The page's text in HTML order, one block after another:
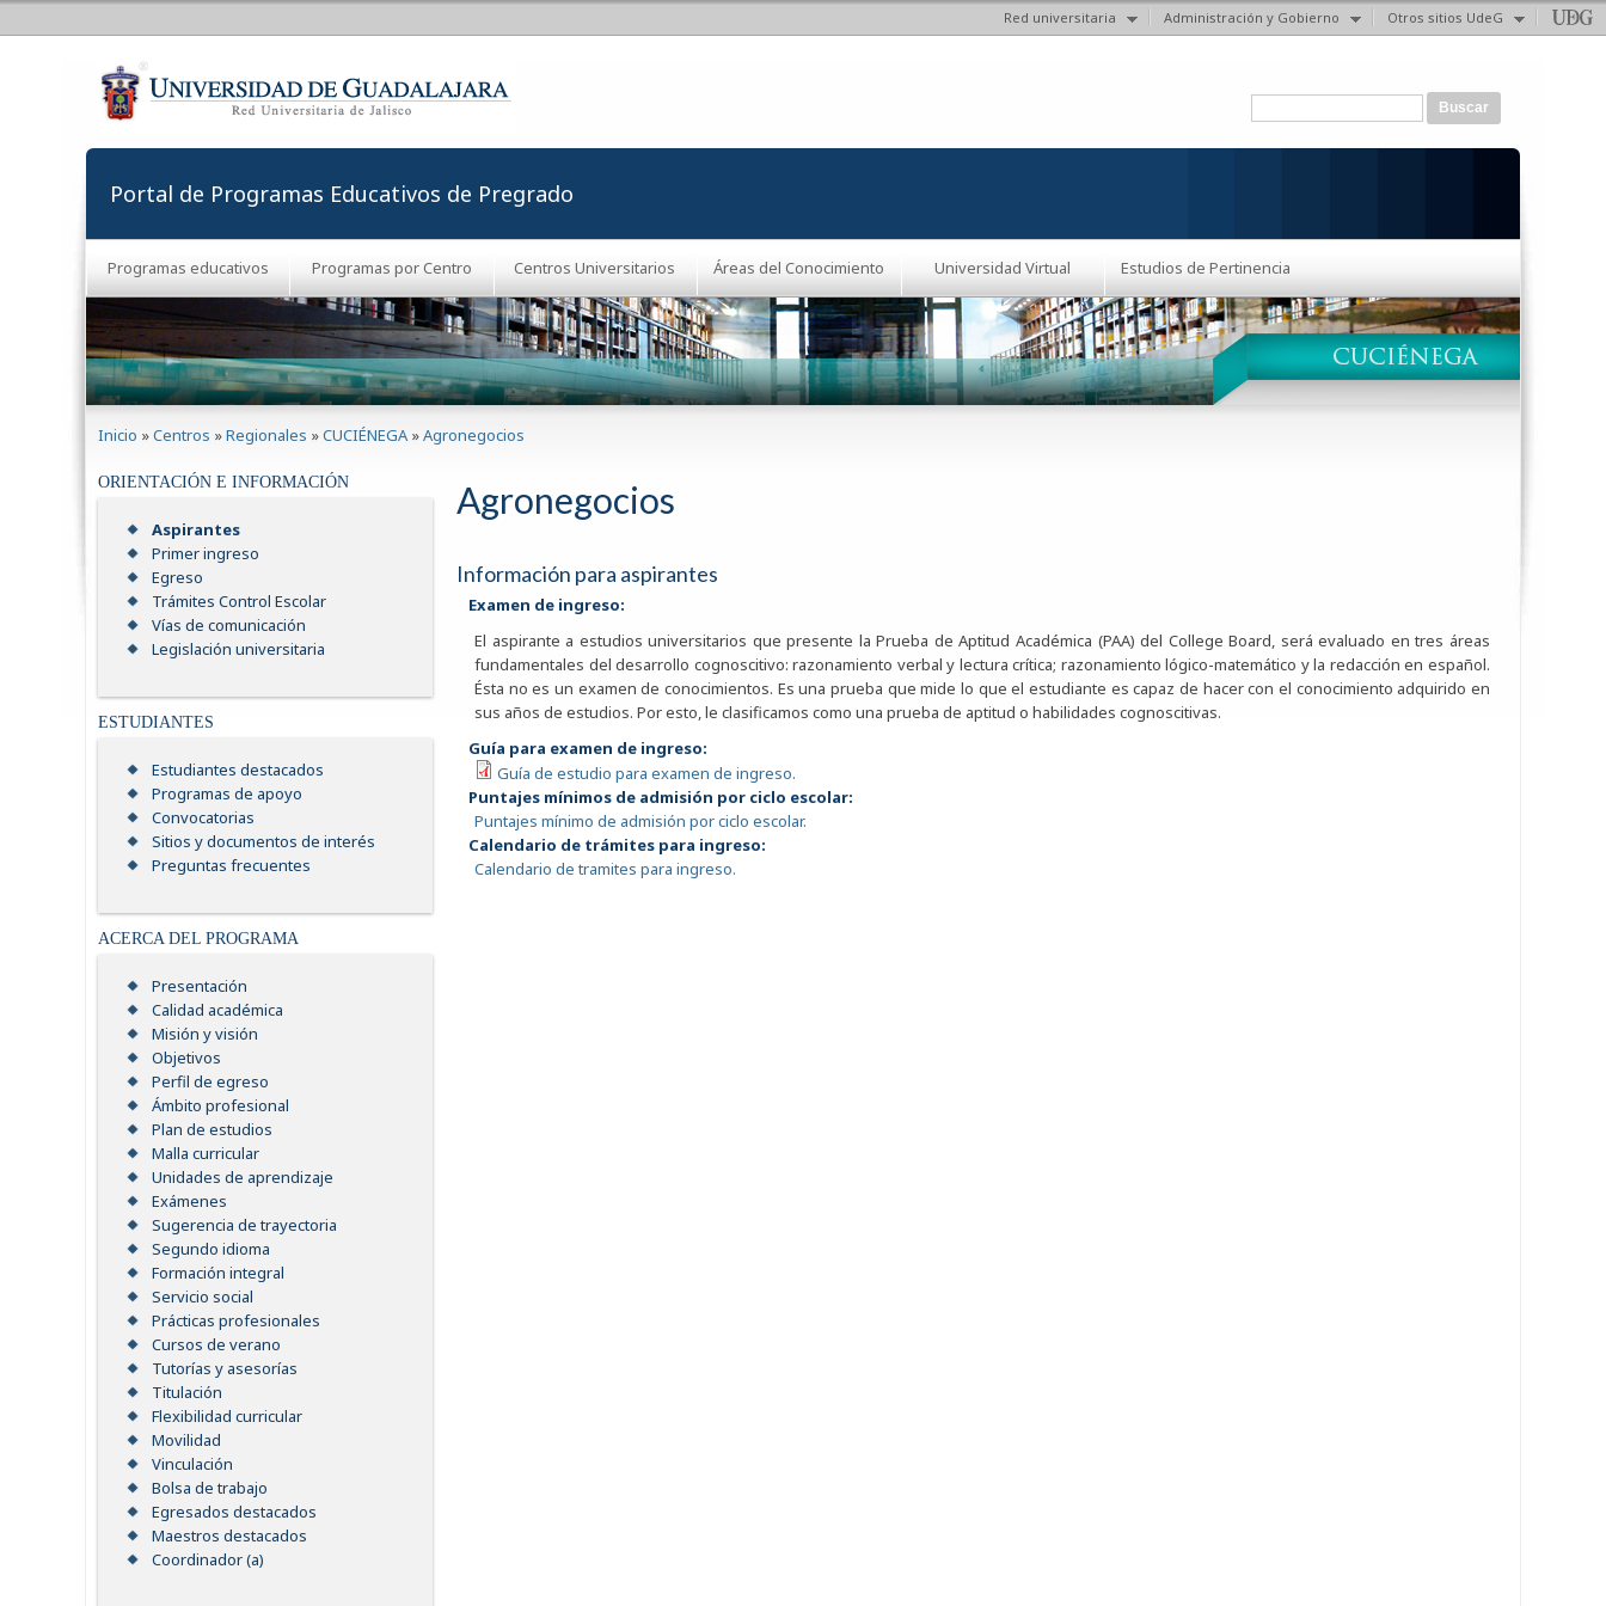
Red universitaria Administración y Gobierno Otros sitios UdeG
Formulario de búsqueda
Portal de Programas Educativos de Pregrado
Programas educativos Programas por Centro Centros Universitarios Áreas del Conocimiento Universidad Virtual Estudios de Pertinencia
Inicio »Centros »Regionales »CUCIÉNEGA »Agronegocios
ORIENTACIÓN E INFORMACIÓN
Aspirantes
Primer ingreso
Egreso
Trámites Control Escolar
Vías de comunicación
Legislación universitaria
ESTUDIANTES
Estudiantes destacados
Programas de apoyo
Convocatorias
Sitios y documentos de interés
Preguntas frecuentes
ACERCA DEL PROGRAMA
Presentación
Calidad académica
Misión y visión
Objetivos
Perfil de egreso
Ámbito profesional
Plan de estudios
Malla curricular
Unidades de aprendizaje
Exámenes
Sugerencia de trayectoria
Segundo idioma
Formación integral
Servicio social
Prácticas profesionales
Cursos de verano
Tutorías y asesorías
Titulación
Flexibilidad curricular
Movilidad
Vinculación
Bolsa de trabajo
Egresados destacados
Maestros destacados
Coordinador (a)
Agronegocios
Información para aspirantes
Examen de ingreso:
El aspirante a estudios universitarios que presente la Prueba de Aptitud Académica (PAA) del College Board, será evaluado en tres áreas
fundamentales del desarrollo cognoscitivo: razonamiento verbal y lectura crítica; razonamiento lógico-matemático y la redacción en español.
Ésta no es un examen de conocimientos. Es una prueba que mide lo que el estudiante es capaz de hacer con el conocimiento adquirido en
sus años de estudios. Por esto, le clasificamos como una prueba de aptitud o habilidades cognoscitivas.
Guía para examen de ingreso:
Guía de estudio para examen de ingreso.
Puntajes mínimos de admisión por ciclo escolar:
Puntajes mínimo de admisión por ciclo escolar.
Calendario de trámites para ingreso:
Calendario de tramites para ingreso.